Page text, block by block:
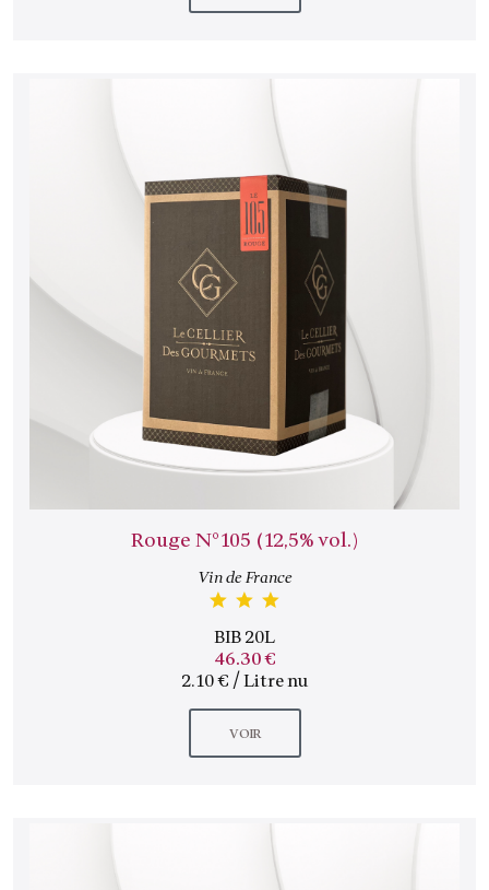
Rouge N°105 (12,5% vol.)
Vin de France
BIB 20L
46.30 €
2.10 € / Litre nu
VOIR